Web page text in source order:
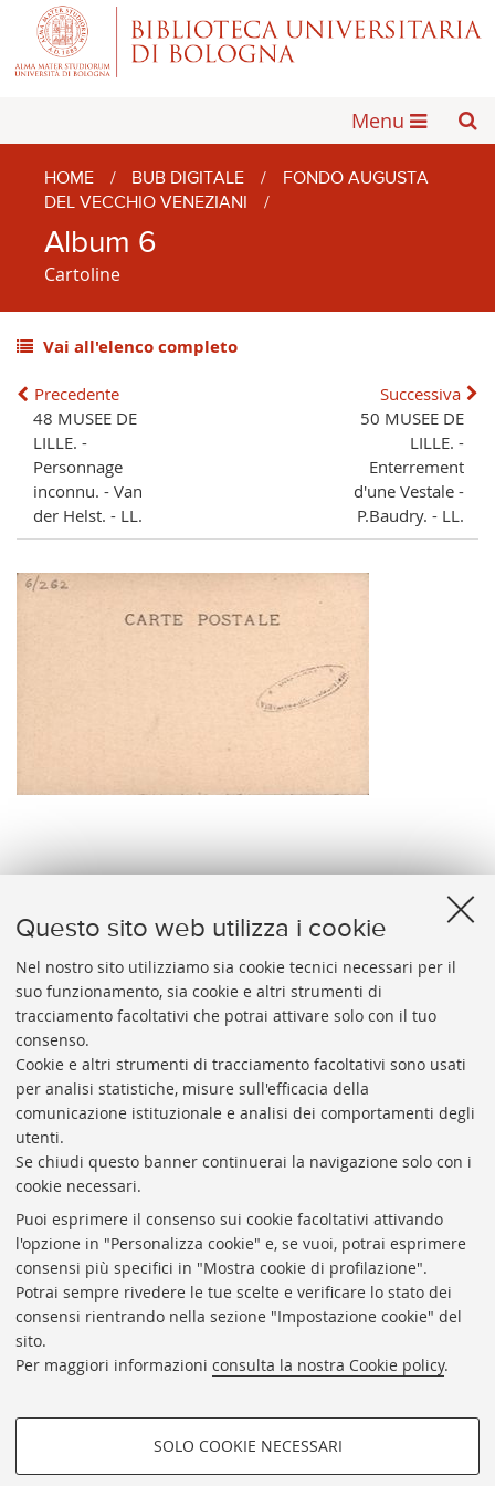
Questo sito web utilizza i cookie
Nel nostro sito utilizziamo sia cookie tecnici necessari per il
suo funzionamento, sia cookie e altri strumenti di
tracciamento facoltativi che potrai attivare solo con il tuo
consenso.
Cookie e altri strumenti di tracciamento facoltativi sono usati
per analisi statistiche, misure sull'efficacia della
comunicazione istituzionale e analisi dei comportamenti degli
utenti.
Se chiudi questo banner continuerai la navigazione solo con i
cookie necessari.
Puoi esprimere il consenso sui cookie facoltativi attivando
l'opzione in "Personalizza cookie" e, se vuoi, potrai esprimere
consensi più specifici in "Mostra cookie di profilazione".
Potrai sempre rivedere le tue scelte e verificare lo stato dei
consensi rientrando nella sezione "Impostazione cookie" del
sito.
Per maggiori informazioni consulta la nostra Cookie policy.
COOKIE DI PROFILAZIONE -
SOLO COOKIE NECESSARI
Menu
HOME / BUB DIGITALE /
FONDO AUGUSTA
DEL VECCHIO VENEZIANI
/
Album 6
Cartoline
Vai all'elenco completo
Precedente
48 MUSEE DE
LILLE. -
Personnage
inconnu. - Van
der Helst. - LL.
Successiva
50 MUSEE DE
LILLE. -
Enterrement
d'une Vestale -
P.Baudry. - LL.
UNIVERSITARIA
Presidente: prof. Francesco Citti
Coordinatrice gestionale: Maria Pia Torricelli
Responsabile Amministrativo: Luigia Di Pumpo
Via Zamboni, 33/35 - 40126 Bologna (BO)
Tel. +39 051 2088306 - Fax +39 051 2088385
bub.info@unibo.it
bub.biblioteca@pec.unibo.it
Dove siamo
Orario dei servizi
Helpdesk
Rubrica di Ateneo
Privacy e note legali